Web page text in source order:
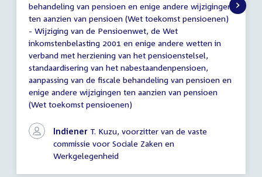
behandeling van pensioen en enige andere wijzigingen
ten aanzien van pensioen (Wet toekomst pensioenen)
- Wijziging van de Pensioenwet, de Wet
inkomstenbelasting 2001 en enige andere wetten in
verband met herziening van het pensioenstelsel,
standaardisering van het nabestaandenpensioen,
aanpassing van de fiscale behandeling van pensioen en
enige andere wijzigingen ten aanzien van pensioen
(Wet toekomst pensioenen)
Indiener T. Kuzu, voorzitter van de vaste
commissie voor Sociale Zaken en
Werkgelegenheid